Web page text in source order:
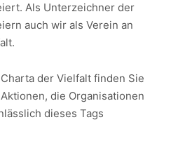
Als Unterzeichner der
auch wir als Verein an
der Vielfalt finden Sie
die Organisationen
dieses Tags